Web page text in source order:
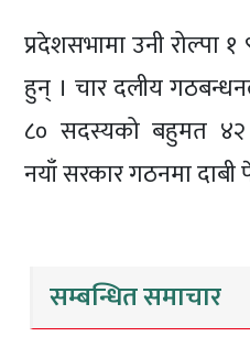
प्रदेशसभामा उनी रोल्पा
हुन् । चार दलीय
८० सदस्यको बहुमत ४२
नयाँ सरकार गठनमा दाबी
सम्बन्धित समाचार